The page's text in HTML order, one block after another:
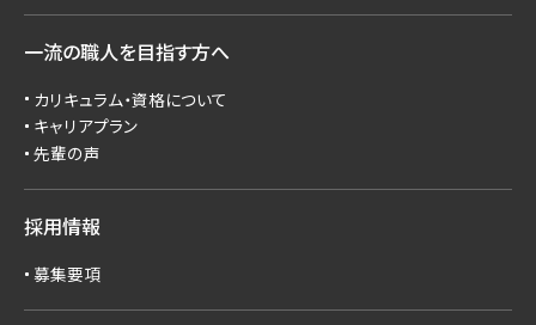
一流の職人を目指す方へ
カリキュラム・資格について
キャリアプラン
先輩の声
採用情報
募集要項